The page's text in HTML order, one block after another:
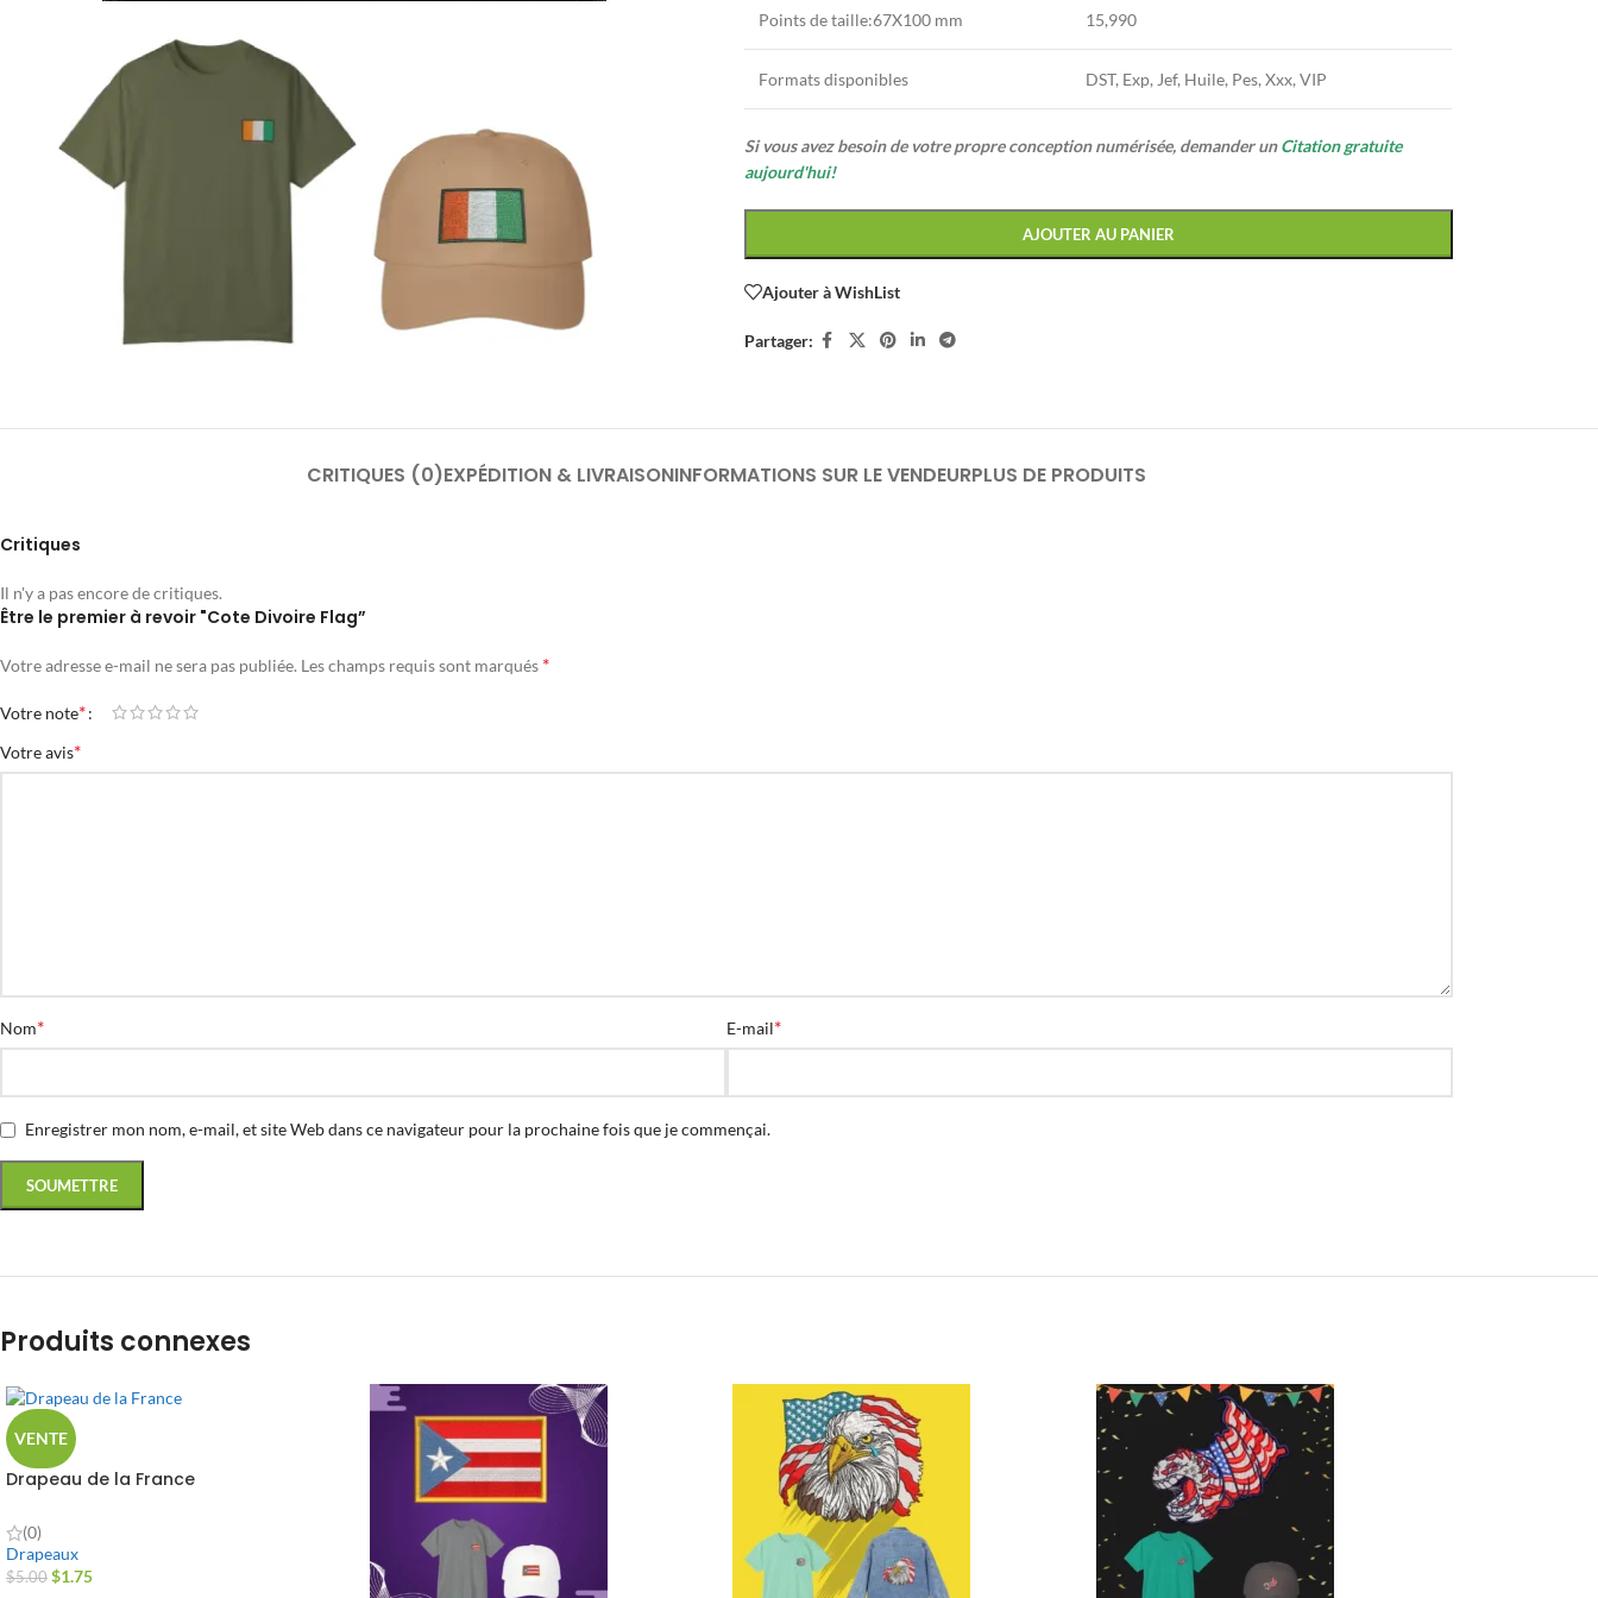
Points de taille:67X100 mm 15,990
Formats disponibles DST, Exp, Jef, Huile, Pes, Xxx, VIP
Si vous avez besoin de votre propre conception numérisée, demander unCitation gratuite
aujourd'hui!
AJOUTER AU PANIER
Ajouter à WishList
Partager:
CRITIQUES (0)EXPÉDITION & LIVRAISONINFORMATIONS SUR LE VENDEURPLUS DE PRODUITS
Critiques
Il n'y a pas encore de critiques.
Être le premier à revoir "Cote Divoire Flag”
Votre adresse e-mail ne sera pas publiée. Les champs requis sont marqués *
Votre note*
Votre avis*
Nom* E-mail*
Enregistrer mon nom, e-mail, et site Web dans ce navigateur pour la prochaine fois que je commençai.
Produits connexes
VENTE
Drapeau de la France
(0)
Drapeaux
$5.00 $1.75